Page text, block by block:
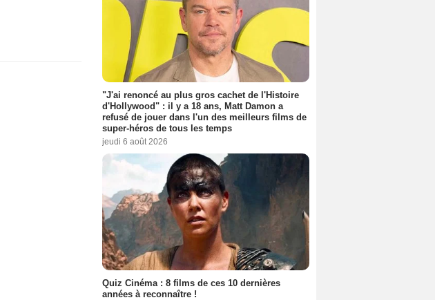
"J'ai renoncé au plus gros cachet de l'Histoire
d'Hollywood" : il y a 18 ans, Matt Damon a
refusé de jouer dans l'un des meilleurs films de
super-héros de tous les temps
jeudi 6 août 2026
Quiz Cinéma : 8 films de ces 10 dernières
années à reconnaître !